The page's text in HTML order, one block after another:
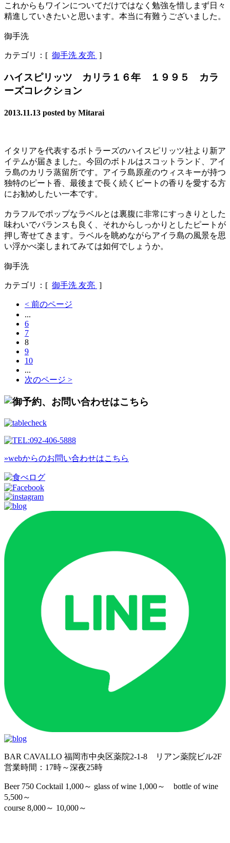
これからもワインについてだけではなく勉強を惜しまず日々
精進していきたいと思います。本当に有難うございました。
御手洗
カテゴリ：[ 御手洗 友亮 ]
ハイスピリッツ カリラ１６年 １９９５ カラ
ーズコレクション
2013.11.13 posted by Mitarai
イタリアを代表するボトラーズのハイスピリッツ社より新ア
イテムが届きました。今回のボトルはスコットランド、アイ
ラ島のカリラ蒸留所です。アイラ島原産のウィスキーが持つ
独特のピート香、最後まで長く続くピートの香りを愛する方
にお勧めしたい一本です。
カラフルでポップなラベルとは裏腹に非常にすっきりとした
味わいでバランスも良く、それからしっかりとしたピートが
押し寄せてきます。ラベルを眺めながらアイラ島の風景を思
い浮かべ楽しまれてみては如何でしょうか。
御手洗
カテゴリ：[ 御手洗 友亮 ]
< 前のページ
...
6
7
8
9
10
...
次のページ >
»webからのお問い合わせはこちら
BAR CAVALLO 福岡市中央区薬院2-1-8 リアン薬院ビル2F
営業時間：17時～深夜25時
Beer 750 Cocktail 1,000～ glass of wine 1,000～ bottle of wine
5,500～
course 8,000～ 10,000～